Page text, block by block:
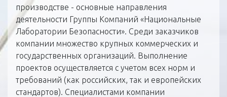
производстве - основные направления
деятельности Группы Компаний «Национальные
Лаборатории Безопасности». Среди заказчиков
компании множество крупных коммерческих и
государственных организаций. Выполнение
проектов осуществляется с учетом всех норм и
требований (как российских, так и европейских
стандартов). Специалистами компании